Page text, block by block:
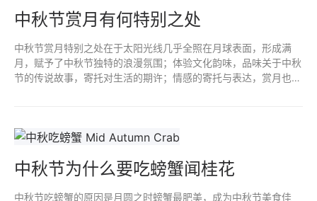
中秋节赏月有何特别之处
中秋节赏月特别之处在于太阳光线几乎全照在月球表面，形成满
月，赋予了中秋节独特的浪漫氛围；体验文化韵味，品味关于中秋
节的传说故事，寄托对生活的期许；情感的寄托与表达，赏月也成
中秋节为什么要吃螃蟹闻桂花
中秋节吃螃蟹的原因是月圆之时螃蟹最肥美，成为中秋节美食佳